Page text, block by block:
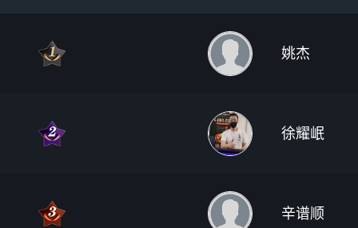
姚杰
徐耀岷
辛谱顺